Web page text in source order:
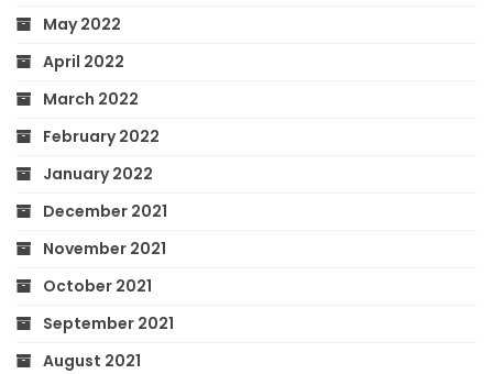
May 2022
April 2022
March 2022
February 2022
January 2022
December 2021
November 2021
October 2021
September 2021
August 2021